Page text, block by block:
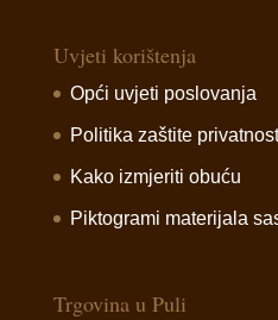
Uvjeti korištenja
Opći uvjeti poslovanja
Politika zaštite
Kako izmjeriti obuću
Piktogrami materijala
Trgovina u Puli